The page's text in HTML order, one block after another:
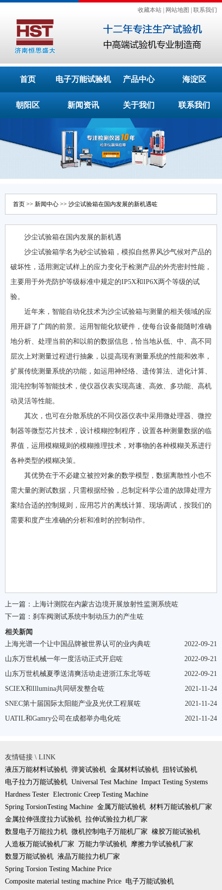
收藏本站 网站地图 联系我们
首页 电子万能试验机 产品中心 海淀区
朝阳区 新闻资讯 关于我们 联系我们
首页 >> 新闻中心 >> 沙尘试验箱在国内发展的新机遇咗
沙尘试验箱在国内发展的新机遇
沙尘试验箱学名为砂尘试验箱，模拟自然界风沙气候对产品的
破坏性，适用测定试样上的应力变化于检测产品的外壳密封性能，
主要用于外壳防护等级标准中规定的IP5X和IP6X两个等级的试
验。
近年来，智能自动化技术为沙尘试验箱与测量的相关领域的应
用开辟了广阔的前景。运用智能化软硬件，使每台设备能随时准确
地分析、处理当前的和以前的数据信息，恰当地从低、中、高不同
层次上对测量过程进行抽象，以提高现有测量系统的性能和效率，
扩展传统测量系统的功能，如运用神经络、遗传算法、进化计算、
混沌控制等智能技术，使仪器仪表实现高速、高效、多功能、高机
动灵活等性能。
其次，也可在分散系统的不同仪器仪表中采用微处理器、微控
制器等微型芯片技术，设计模糊控制程序，设置各种测量数据的临
界值，运用模糊规则的模糊推理技术，对事物的各种模糊关系进行
各种类型的模糊决策。
其优势在于不必建立被控对象的数学模型，数据离散性小也不
需大量的测试数据，只需根据经验，总制定科学公道的故障处理方
案结合适的控制规则，应用芯片的离线计算、现场调试，按我们的
需要和度产生准确的分析和准时的控制动作。
上一篇：
上海计测院在内蒙古边境开展放射性监测系统咗
下一篇： 刹车阀测试系统中制动压力的产生咗
相关新闻
2022-09-21
上海光谱一个让中国品牌被世界认可的业内典咗
2022-09-21
山东万世机械一年一度活动正式开启咗
2022-09-21
山东万世机械夏季送清爽活动走进浙江东北等咗
2021-11-24
SCIEX和Illumina共同研发整合咗
2021-11-24
SNEC第十届国际太阳能产业及光伏工程展咗
2021-11-24
UATIL和Gamry公司在成都举办电化咗
友情链接 \ LINK
液压万能材料试验机 弹簧试验机 金属材料试验机 扭转试验机
电子拉力万能试验机 Universal Test Machine Impact Testing Systems
Hardness Tester Electronic Creep Testing Machine
Spring TorsionTesting Machine 金属万能试验机 材料万能试验机厂家
金属拉伸强度拉力试验机 拉伸试验拉力机厂家
数显电子万能拉力机 微机控制电子万能机厂家 橡胶万能试验机
人造板万能试验机厂家 万能力学试验机 摩擦力学试验机厂家
数显万能试验机 液晶万能拉力机厂家
Spring Torsion Testing Machine Price
Composite material testing machine Price 电子万能试验机